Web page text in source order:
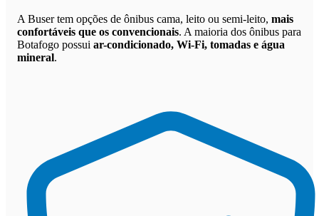
A Buser tem opções de ônibus cama, leito ou semi-leito, mais
confortáveis que os convencionais. A maioria dos ônibus para
Botafogo possui ar-condicionado, Wi-Fi, tomadas e água
mineral.